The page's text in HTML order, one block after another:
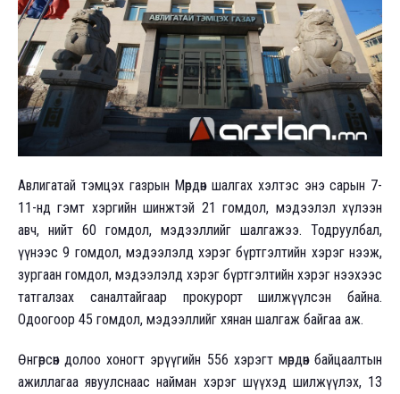
Авлигатай тэмцэх газрын Мөрдөн шалгах хэлтэс энэ сарын 7-
11-нд гэмт хэргийн шинжтэй 21 гомдол, мэдээлэл хүлээн
авч, нийт 60 гомдол, мэдээллийг шалгажээ. Тодруулбал,
үүнээс 9 гомдол, мэдээлэлд хэрэг бүртгэлтийн хэрэг нээж,
зургаан гомдол, мэдээлэлд хэрэг бүртгэлтийн хэрэг нээхээс
татгалзах саналтайгаар прокурорт шилжүүлсэн байна.
Одоогоор 45 гомдол, мэдээллийг хянан шалгаж байгаа аж.
Өнгөрсөн долоо хоногт эрүүгийн 556 хэрэгт мөрдөн байцаалтын
ажиллагаа явуулснаас найман хэрэг шүүхэд шилжүүлэх, 13